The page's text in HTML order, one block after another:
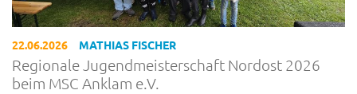
22.06.2026 MATHIAS FISCHER
Regionale Jugendmeisterschaft Nordost 2026
beim MSC Anklam e.V.